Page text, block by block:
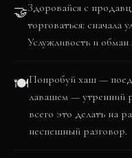
🤝Здоровайся с
торговаться: сначала
Услужливость и
🍽️Попробуй хаш —
лавашем — утренний
всего это делать на
неспешный разговор.